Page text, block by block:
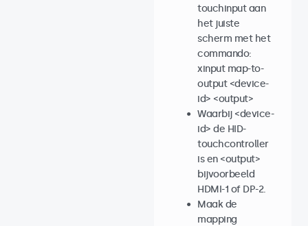
touchinput aan
het juiste
scherm met het
commando:
xinput map-to-
output <device-
id> <output>
Waarbij <device-
id> de HID-
touchcontroller
is en <output>
bijvoorbeeld
HDMI-1 of DP-2.
Maak de
mapping